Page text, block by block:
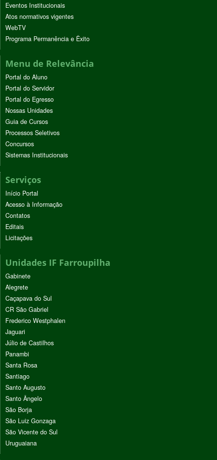
Eventos Institucionais
Atos normativos vigentes
WebTV
Programa Permanência e Êxito
Menu de Relevância
Portal do Aluno
Portal do Servidor
Portal do Egresso
Nossas Unidades
Guia de Cursos
Processos Seletivos
Concursos
Sistemas Institucionais
Serviços
Início Portal
Acesso à Informação
Contatos
Editais
Licitações
Unidades IF Farroupilha
Gabinete
Alegrete
Caçapava do Sul
CR São Gabriel
Frederico Westphalen
Jaguari
Júlio de Castilhos
Panambi
Santa Rosa
Santiago
Santo Augusto
Santo Ângelo
São Borja
São Luiz Gonzaga
São Vicente do Sul
Uruguaiana